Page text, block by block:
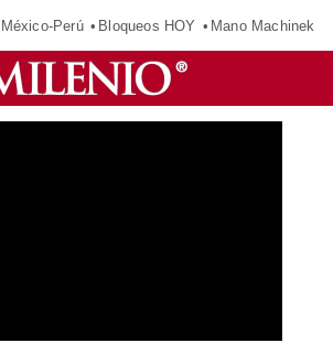
México-Perú Bloqueos HOY Mano Machinek